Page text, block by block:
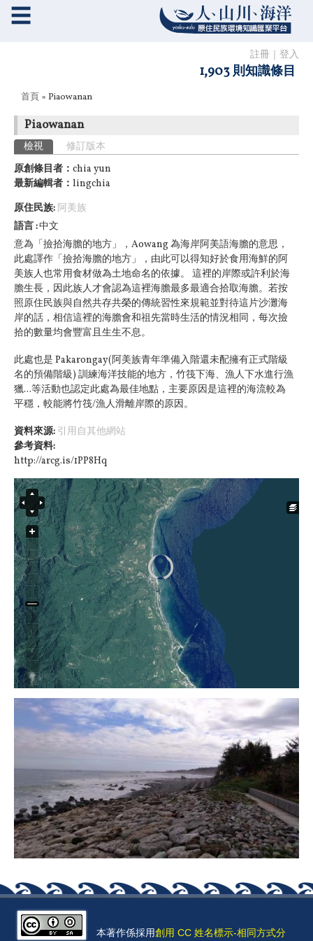
註冊 登入
1,903 則知識條目
☰
您在這裡
首頁 » Piaowanan
Piaowanan
主要索引標籤
檢視 (作用中頁籤)
修訂版本
原創條目者： chia yun
最新編輯者： lingchia
原住民族: 阿美族
語言 中文
意為「撿拾海膽的地方」，Aowang 為海岸阿美語海膽的意思，
此處譯作「撿拾海膽的地方」，由此可以得知好於食用海鮮的阿
美族人也常用食材做為土地命名的依據。 這裡的岸際或許利於海
膽生長，因此族人才會認為這裡海膽最多最適合拾取海膽。若按
照原住民族與自然共存共榮的傳統習性來規範並對待這片沙灘海
岸的話，相信這裡的海膽會和祖先當時生活的情況相同，每次撿
拾的數量均會豐富且生生不息。
此處也是 Pakarongay(阿美族青年準備入階還未配擁有正式階級
名的預備階級) 訓練海洋技能的地方，竹筏下海、漁人下水進行漁
獵...等活動也認定此處為最佳地點，主要原因是這裡的海流較為
平穩，較能將竹筏/漁人滑離岸際的原因。
資料來源: 引用自其他網站
參考資料:
http://arcg.is/1PP8Hq
本著作係採用創用 CC 姓名標示-相同方式分